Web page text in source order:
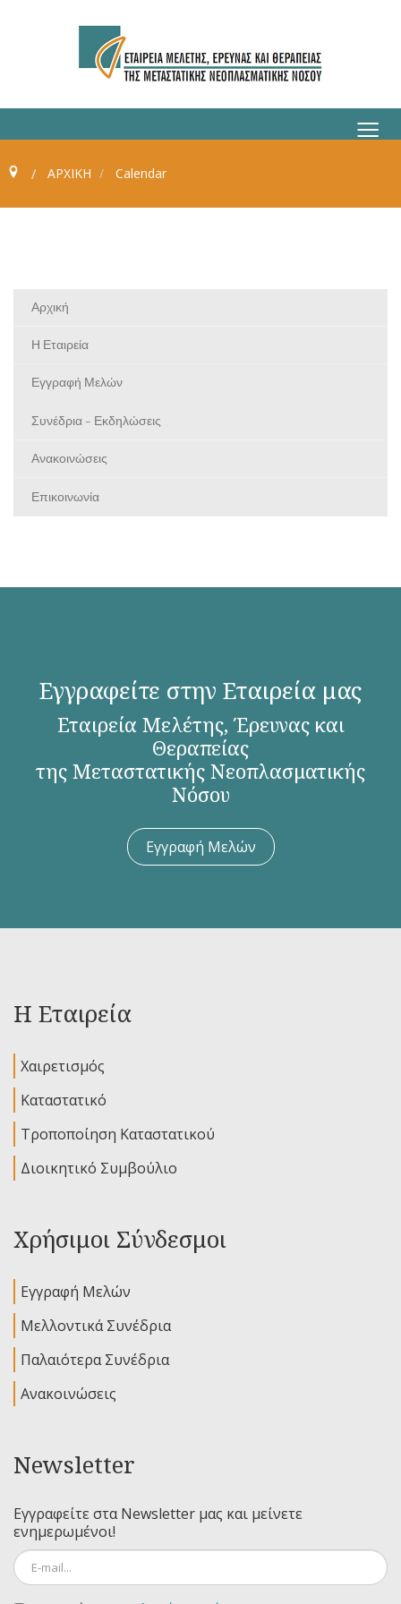
≡
ΑΡΧΙΚΗ Calendar
Αρχική
Η Εταιρεία
Εγγραφή Μελών
Συνέδρια - Εκδηλώσεις
Ανακοινώσεις
Επικοινωνία
Εγγραφείτε στην Εταιρεία μας
Εταιρεία Μελέτης, Έρευνας και
Θεραπείας
της Μεταστατικής Νεοπλασματικής
Νόσου
Εγγραφή Μελών
Η Εταιρεία
Χαιρετισμός
Καταστατικό
Τροποποίηση Καταστατικού
Διοικητικό Συμβούλιο
Χρήσιμοι Σύνδεσμοι
Εγγραφή Μελών
Μελλοντικά Συνέδρια
Παλαιότερα Συνέδρια
Ανακοινώσεις
Newsletter
Εγγραφείτε στα Newsletter μας και μείνετε
ενημερωμένοι!